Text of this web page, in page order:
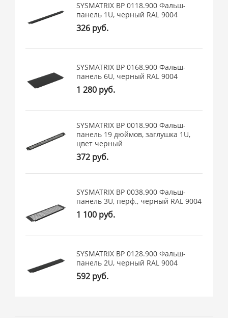
SYSMATRIX BP 0118.900 Фальш-
панель 1U, черный RAL 9004
326 руб.
SYSMATRIX BP 0168.900 Фальш-
панель 6U, черный RAL 9004
1 280 руб.
SYSMATRIX BP 0018.900 Фальш-
панель 19 дюймов, заглушка 1U,
цвет черный
372 руб.
SYSMATRIX BP 0038.900 Фальш-
панель 3U, перф., черный RAL 9004
1 100 руб.
SYSMATRIX BP 0128.900 Фальш-
панель 2U, черный RAL 9004
592 руб.